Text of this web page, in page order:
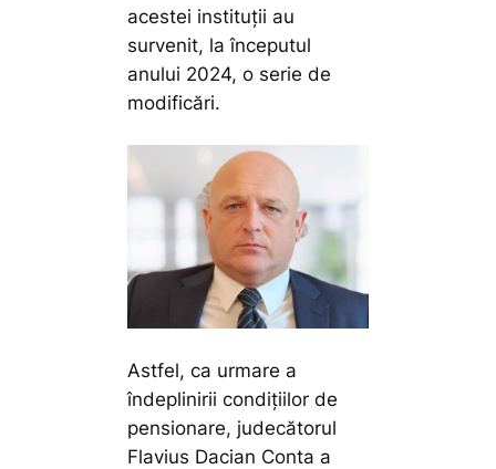
acestei instituții au
survenit, la începutul
anului 2024, o serie de
modificări.
Astfel, ca urmare a
îndeplinirii condițiilor de
pensionare, judecătorul
Flavius Dacian Conta a